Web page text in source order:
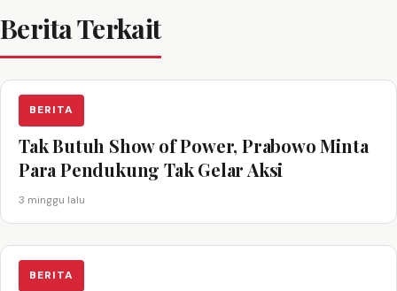
Berita Terkait
BERITA
Tak Butuh Show of Power, Prabowo Minta
Para Pendukung Tak Gelar Aksi
3 minggu lalu
BERITA